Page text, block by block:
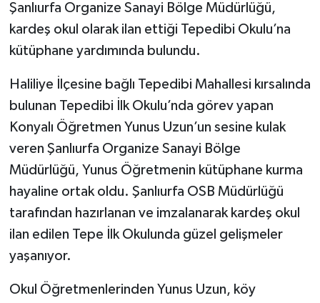
Şanlıurfa Organize Sanayi Bölge Müdürlüğü,
kardeş okul olarak ilan ettiği Tepedibi Okulu’na
kütüphane yardımında bulundu.
Haliliye İlçesine bağlı Tepedibi Mahallesi kırsalında
bulunan Tepedibi İlk Okulu’nda görev yapan
Konyalı Öğretmen Yunus Uzun’un sesine kulak
veren Şanlıurfa Organize Sanayi Bölge
Müdürlüğü, Yunus Öğretmenin kütüphane kurma
hayaline ortak oldu. Şanlıurfa OSB Müdürlüğü
tarafından hazırlanan ve imzalanarak kardeş okul
ilan edilen Tepe İlk Okulunda güzel gelişmeler
yaşanıyor.
Okul Öğretmenlerinden Yunus Uzun, köy